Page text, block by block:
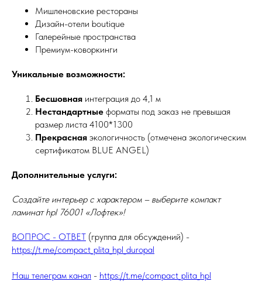
Мишленовские рестораны
Дизайн-отели boutique
Галерейные пространства
Премиум-коворкинги
Уникальные возможности:
Бесшовная интеграция до 4,1 м
Нестандартные форматы под заказ не превышая
размер листа 4100*1300
Прекрасная экологичность (отмечена экологическим
сертификатом BLUE ANGEL)
Дополнительные услуги:
Создайте интерьер с характером – выберите компакт
ламинат hpl 76001 «Лофтек»!
ВОПРОС - ОТВЕТ (группа для обсуждений) -
https://t.me/compact_plita_hpl_duropal
Наш телеграм канал - https://t.me/compact_plita_hpl